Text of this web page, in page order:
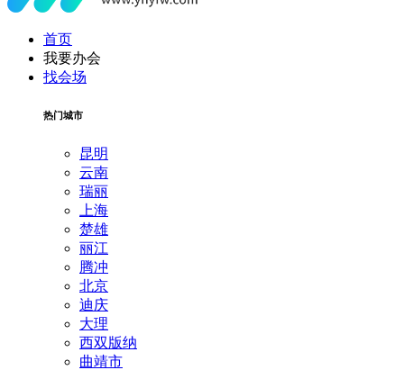
首页
我要办会
找会场
热门城市
昆明
云南
瑞丽
上海
楚雄
丽江
腾冲
北京
迪庆
大理
西双版纳
曲靖市